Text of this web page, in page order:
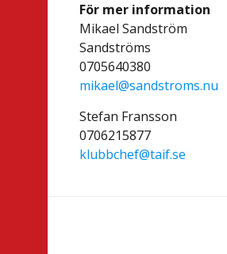
För mer information
Mikael Sandström
Sandströms
0705640380
mikael@sandstroms.nu
Stefan Fransson
0706215877
klubbchef@taif.se